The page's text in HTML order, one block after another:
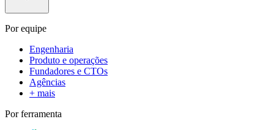
Por equipe
Engenharia
Produto e operações
Fundadores e CTOs
Agências
+ mais
Por ferramenta